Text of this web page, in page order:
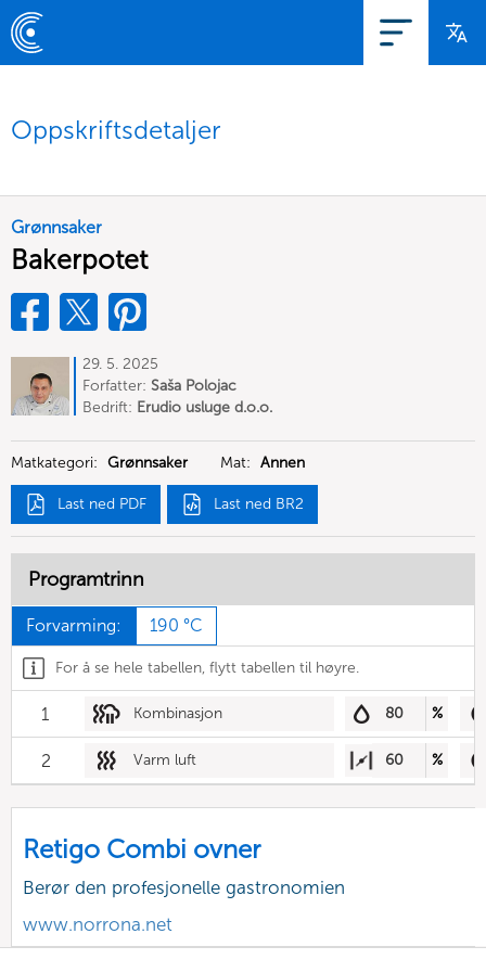
Oppskriftsdetaljer
Grønnsaker
Bakerpotet
29. 5. 2025
Forfatter: Saša Polojac
Bedrift: Erudio usluge d.o.o.
Matkategori: Grønnsaker Mat: Annen
Last ned PDF Last ned BR2
Programtrinn
Forvarming: 190 °C
For å se hele tabellen, flytt tabellen til høyre.
1 Kombinasjon 80 %
2 Varm luft 60 %
Retigo Combi ovner
Berør den profesjonelle gastronomien
www.norrona.net